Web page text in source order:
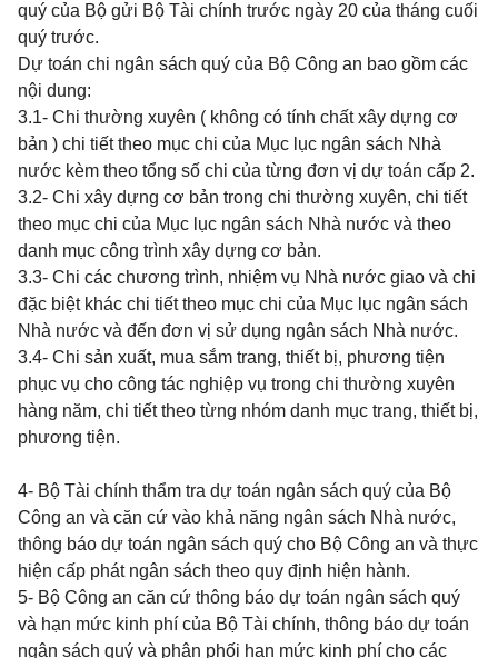
quý của Bộ gửi Bộ Tài chính trước ngày 20 của tháng cuối
quý trước.
Dự toán chi ngân sách quý của Bộ Công an bao gồm các
nội dung:
3.1- Chi thường xuyên ( không có tính chất xây dựng cơ
bản ) chi tiết theo mục chi của Mục lục ngân sách Nhà
nước kèm theo tổng số chi của từng đơn vị dự toán cấp 2.
3.2- Chi xây dựng cơ bản trong chi thường xuyên, chi tiết
theo mục chi của Mục lục ngân sách Nhà nước và theo
danh mục công trình xây dựng cơ bản.
3.3- Chi các chương trình, nhiệm vụ Nhà nước giao và chi
đặc biệt khác chi tiết theo mục chi của Mục lục ngân sách
Nhà nước và đến đơn vị sử dụng ngân sách Nhà nước.
3.4- Chi sản xuất, mua sắm trang, thiết bị, phương tiện
phục vụ cho công tác nghiệp vụ trong chi thường xuyên
hàng năm, chi tiết theo từng nhóm danh mục trang, thiết bị,
phương tiện.
4- Bộ Tài chính thẩm tra dự toán ngân sách quý của Bộ
Công an và căn cứ vào khả năng ngân sách Nhà nước,
thông báo dự toán ngân sách quý cho Bộ Công an và thực
hiện cấp phát ngân sách theo quy định hiện hành.
5- Bộ Công an căn cứ thông báo dự toán ngân sách quý
và hạn mức kinh phí của Bộ Tài chính, thông báo dự toán
ngân sách quý và phân phối hạn mức kinh phí cho các